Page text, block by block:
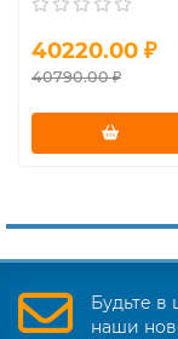
40220.00 ₽
40790.00 ₽
Будьте в
наши